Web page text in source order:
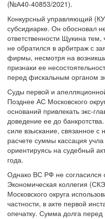
Конкурсный управляющий
субсидиарке. Он обосновал
ответственности Щукина тем,
не обратился в арбитраж с
фирмы, несмотря на
признаки ее
перед фискальным органом
Суды первой и
Позднее АС Московского
оснований привлекать экс-
доведение ее до
силе взыскание, связанное с
расчете суммы кассация
ориентируясь на судебный
года.
Однако ВС РФ не согласился
Экономическая коллегия
Московского округа
частности, в акте первой
опечатку. Сумма долга перед
неверно. Позже ее